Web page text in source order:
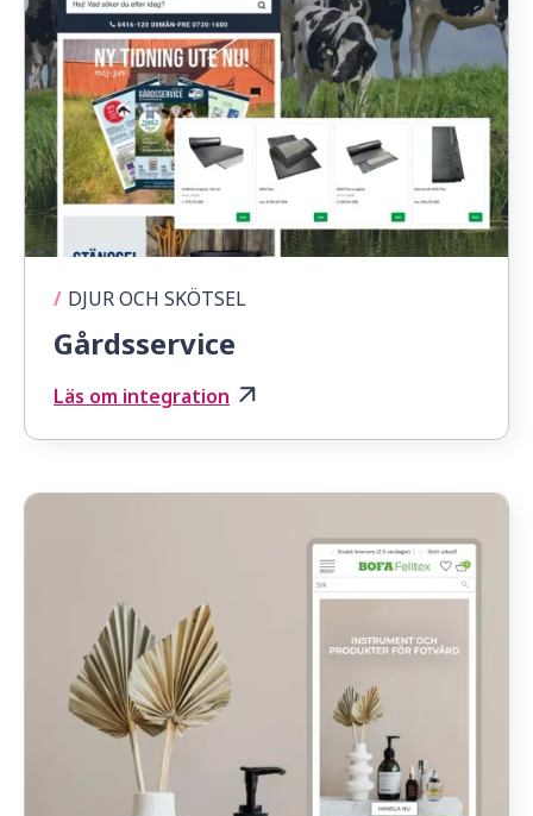
/ DJUR OCH SKÖTSEL
Gårdsservice
Läs om integration